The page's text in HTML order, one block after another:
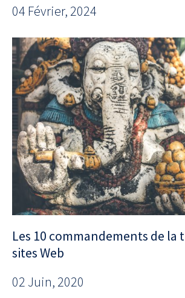
04 Février, 2024
Les 10 commandements de la
sites Web
02 Juin, 2020